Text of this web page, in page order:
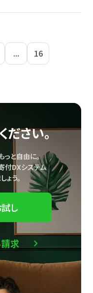
... 16
ださい。
っと自由に。
付DXシステム
う。
し
求